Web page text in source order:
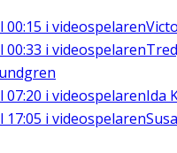
00:15 i videospelaren
00:33 i videospelaren
07:20 i videospelarenIda
17:05 i videospelaren